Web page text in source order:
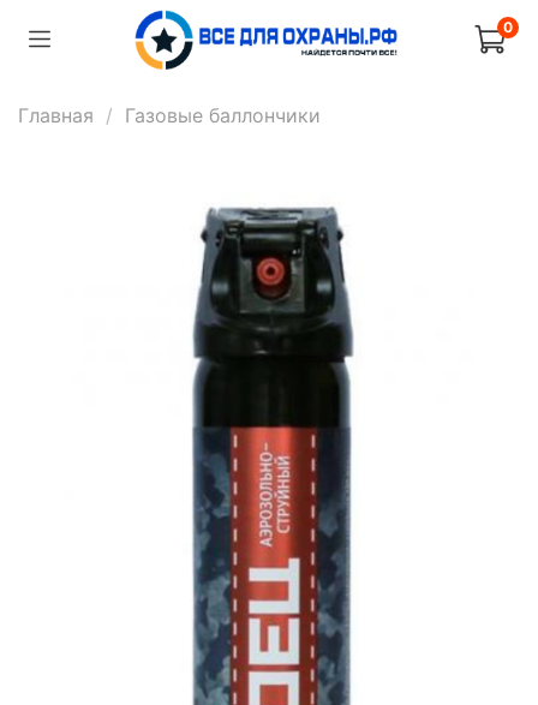
0
Главная Газовые баллончики